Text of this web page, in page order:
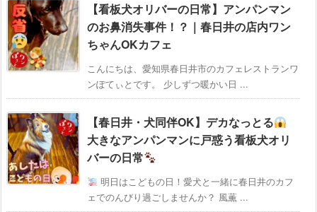
【看板犬オリバーの日常】アンパンマン
のお鼻消失事件！？｜春日井の店内ワン
ちゃんOKカフェ
こんにちは、愛知県春日井市のカフェレストランワ
ンぽてぃとです。 少しずつ暖かい日 ...
【春日井・犬同伴OK】デカなっとる
大きなアンパンマンに戸惑う看板犬オリ
バーの日常
明日はこどもの日！愛犬と一緒に春日井のカフ
ェでのんびり過ごしませんか？ 風薫 ...